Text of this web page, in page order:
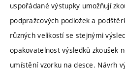
uspořádané výstupky umožňují
podpražcových podložek a
různých velikostí se stejnými
opakovatelnost výsledků zkoušek
umístění vzorku na desce. Návrh